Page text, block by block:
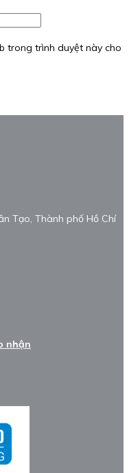
trong trình duyệt này cho
Tạo, Thành phố Hồ Chí
nhận